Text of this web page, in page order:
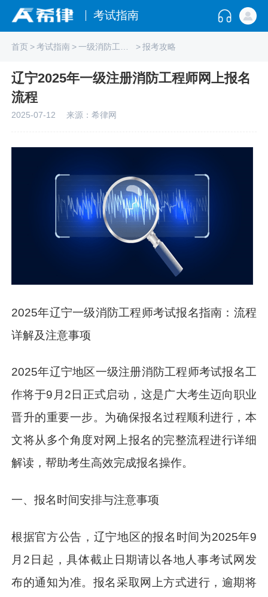
考试指南
首页>考试指南> > 报考攻略
辽宁2025年一级注册消防工程师网上报名
流程
2025-07-12 来源：希律网
2025年辽宁一级消防工程师考试报名指南：流程
详解及注意事项
2025年辽宁地区一级注册消防工程师考试报名工
作将于9月2日正式启动，这是广大考生迈向职业
晋升的重要一步。为确保报名过程顺利进行，本
文将从多个角度对网上报名的完整流程进行详细
解读，帮助考生高效完成报名操作。
一、报名时间安排与注意事项
根据官方公告，辽宁地区的报名时间为2025年9
月2日起，具体截止日期请以各地人事考试网发
布的通知为准。报名采取网上方式进行，逾期将